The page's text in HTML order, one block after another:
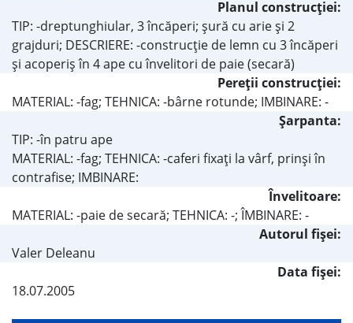
Planul construcţiei:
TIP: -dreptunghiular, 3 încăperi; şură cu arie şi 2
grajduri; DESCRIERE: -construcţie de lemn cu 3 încăperi
şi acoperiş în 4 ape cu învelitori de paie (secară)
Pereţii construcţiei:
MATERIAL: -fag; TEHNICA: -bârne rotunde; IMBINARE: -
Şarpanta:
TIP: -în patru ape
MATERIAL: -fag; TEHNICA: -caferi fixaţi la vârf, prinşi în
contrafise; IMBINARE:
Învelitoare:
MATERIAL: -paie de secară; TEHNICA: -; ÎMBINARE: -
Autorul fişei:
Valer Deleanu
Data fișei:
18.07.2005